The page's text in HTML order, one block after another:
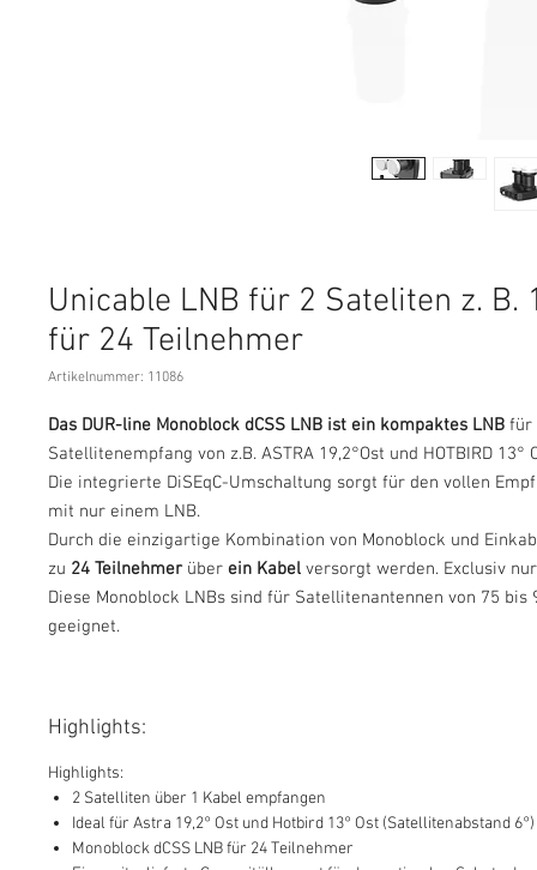
Unicable LNB für 2 Sateliten z. B.
für 24 Teilnehmer
Artikelnummer: 11086
Das DUR-line Monoblock dCSS LNB ist ein kompaktes LNB für
Satellitenempfang von z.B. ASTRA 19,2°Ost und HOTBIRD 13°
Die integrierte DiSEqC-Umschaltung sorgt für den vollen
mit nur einem LNB.
Durch die einzigartige Kombination von Monoblock und
zu 24 Teilnehmer über ein Kabel versorgt werden. Exclusiv
Diese Monoblock LNBs sind für Satellitenantennen von 75 bis
geeignet.
Highlights:
Highlights:
2 Satelliten über 1 Kabel empfangen
Ideal für Astra 19,2° Ost und Hotbird 13° Ost (Satellitenabstand 6°)
Monoblock dCSS LNB für 24 Teilnehmer